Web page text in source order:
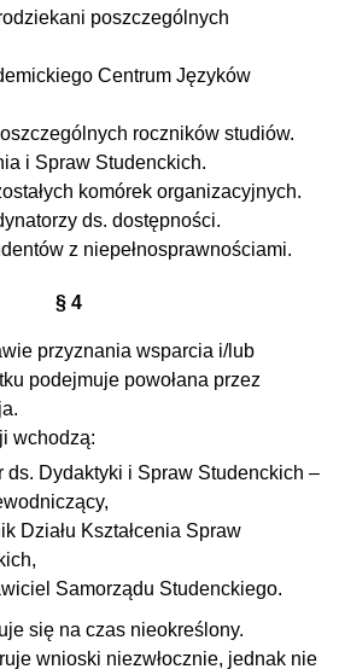
poszczególnych
Centrum Języków
roczników studiów.
i Spraw Studenckich.
komórek organizacyjnych.
ds. dostępności.
z niepełnosprawnościami.
§ 4
przyznania wsparcia i/lub
podejmuje powołana przez
wchodzą:
ds. Dydaktyki i Spraw Studenckich –
Działu Kształcenia Spraw
Samorządu Studenckiego.
się na czas nieokreślony.
wnioski niezwłocznie, jednak nie